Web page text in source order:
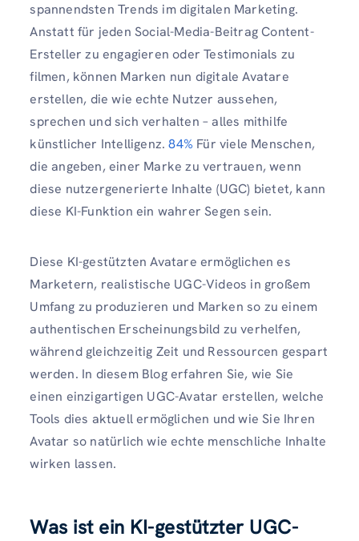
spannendsten Trends im digitalen Marketing.
Anstatt für jeden Social-Media-Beitrag Content-
Ersteller zu engagieren oder Testimonials zu
filmen, können Marken nun digitale Avatare
erstellen, die wie echte Nutzer aussehen,
sprechen und sich verhalten – alles mithilfe
künstlicher Intelligenz. 84% Für viele Menschen,
die angeben, einer Marke zu vertrauen, wenn
diese nutzergenerierte Inhalte (UGC) bietet, kann
diese KI-Funktion ein wahrer Segen sein.
Diese KI-gestützten Avatare ermöglichen es
Marketern, realistische UGC-Videos in großem
Umfang zu produzieren und Marken so zu einem
authentischen Erscheinungsbild zu verhelfen,
während gleichzeitig Zeit und Ressourcen gespart
werden. In diesem Blog erfahren Sie, wie Sie
einen einzigartigen UGC-Avatar erstellen, welche
Tools dies aktuell ermöglichen und wie Sie Ihren
Avatar so natürlich wie echte menschliche Inhalte
wirken lassen.
Was ist ein KI-gestützter UGC-